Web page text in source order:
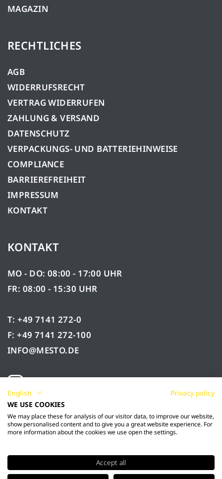
MAGAZIN
RECHTLICHES
AGB
WIDERRUFSRECHT
VERTRAG WIDERRUFEN
ZAHLUNG & VERSAND
DATENSCHUTZ
VERPACKUNGS- UND BATTERIEHINWEISE
COMPLIANCE
BARRIEREFREIHEIT
IMPRESSUM
KONTAKT
KONTAKT
MO - DO: 08:00 - 17:00 UHR
FR: 08:00 - 15:30 UHR
T: +49 7141 272-0
F: +49 7141 272-100
INFO@MESTO.DE
© 2026 Mesto Spritzenfabrik Ernst Stockburger
English
Privacy policy
WE USE COOKIES
We may place these for analysis of our visitor data, to improve our website,
show personalised content and to give you a great website experience. For
more information about the cookies we use open the settings.
Accept all